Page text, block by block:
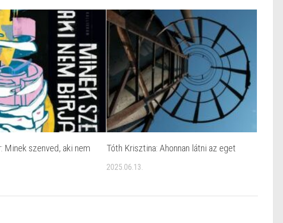
Minek szenved, aki nem
Tóth Krisztina: Ahonnan látni az eget
2025.06.13.